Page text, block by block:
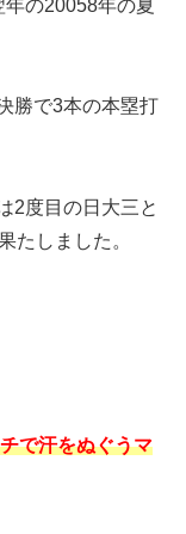
の20058年の夏
勝で3本の本塁打
2度目の日大三と
たしました。
で汗をぬぐうマ